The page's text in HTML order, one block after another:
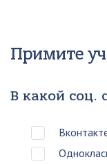
Примите
В какой соц.